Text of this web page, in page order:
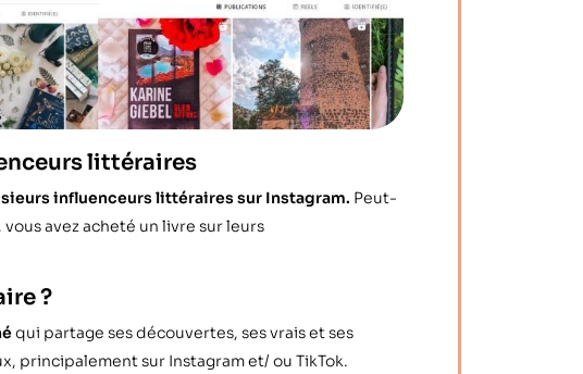
littéraires
influenceurs littéraires sur Instagram. Peut-
avez acheté un livre sur leurs
?
qui partage ses découvertes, ses vrais et ses
principalement sur Instagram et/ ou TikTok.